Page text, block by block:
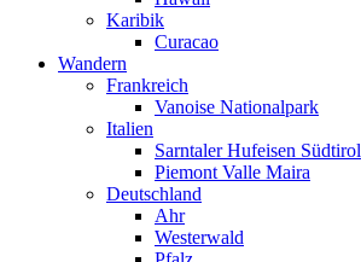
Karibik
Curacao
Wandern
Frankreich
Vanoise Nationalpark
Italien
Sarntaler Hufeisen Südtirol
Piemont Valle Maira
Deutschland
Ahr
Westerwald